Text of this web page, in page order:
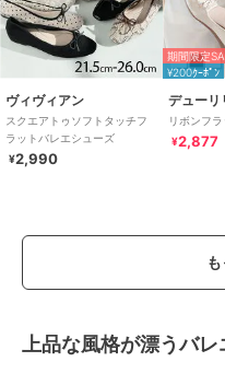
ヴィヴィアン
スクエアトゥソフトタッチフ
ラットバレエシューズ
¥2,990
期間限定
¥200ｸｰﾎﾟﾝ
デューリ
リボンフ
¥2,877
上品な風格が漂うバ